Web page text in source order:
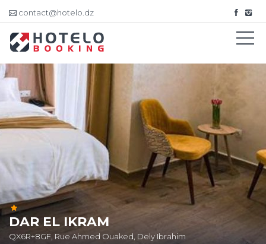
contact@hotelo.dz
DAR EL IKRAM
QX6R+8GF, Rue Ahmed Ouaked, Dely Ibrahim